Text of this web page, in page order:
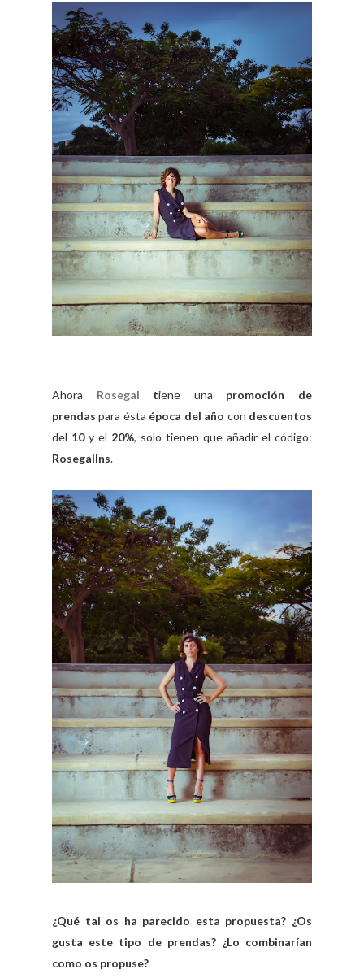
Ahora Rosegal tiene una promoción de
prendas para ésta época del año con descuentos
del 10 y el 20%, solo tienen que añadir el código:
RosegalIns.
¿Qué tal os ha parecido esta propuesta? ¿Os
gusta este tipo de prendas? ¿Lo combinarían
como os propuse?